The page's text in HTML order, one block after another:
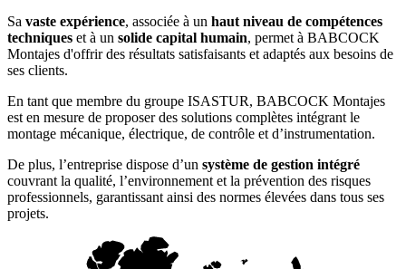
Sa vaste expérience, associée à un haut niveau de compétences
techniques et à un solide capital humain, permet à BABCOCK
Montajes d'offrir des résultats satisfaisants et adaptés aux besoins de
ses clients.
En tant que membre du groupe ISASTUR, BABCOCK Montajes
est en mesure de proposer des solutions complètes intégrant le
montage mécanique, électrique, de contrôle et d’instrumentation.
De plus, l’entreprise dispose d’un système de gestion intégré
couvrant la qualité, l’environnement et la prévention des risques
professionnels, garantissant ainsi des normes élevées dans tous ses
projets.